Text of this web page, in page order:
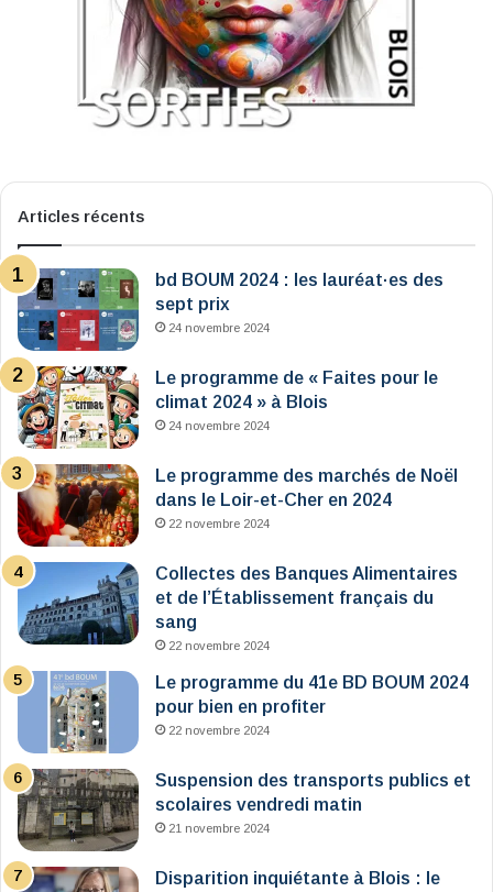
Articles récents
bd BOUM 2024 : les lauréat·es des
sept prix
24 novembre 2024
Le programme de « Faites pour le
climat 2024 » à Blois
24 novembre 2024
Le programme des marchés de Noël
dans le Loir-et-Cher en 2024
22 novembre 2024
Collectes des Banques Alimentaires
et de l’Établissement français du
sang
22 novembre 2024
Le programme du 41e BD BOUM 2024
pour bien en profiter
22 novembre 2024
Suspension des transports publics et
scolaires vendredi matin
21 novembre 2024
Disparition inquiétante à Blois : le